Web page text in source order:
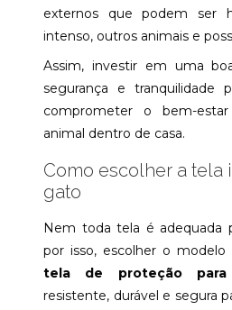
externos que podem ser
intenso, outros animais e
Assim, investir em uma
segurança e tranquilidade
comprometer o bem-
animal dentro de casa.
Como escolher a tela
gato
Nem toda tela é adequada
por isso, escolher o
tela de proteção para
resistente, durável e segura